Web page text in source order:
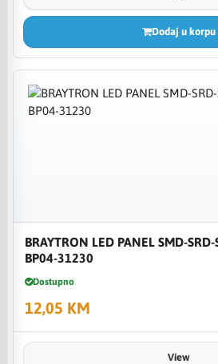
Dodaj u korpu
BRAYTRON LED PANEL SMD-
BP04-31230
Dostupno
12,05 KM
View